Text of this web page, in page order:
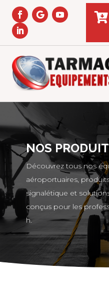

NOS
Découvrez tous nos
aéroportuaires,
signalétique et
conçus pour les
h.